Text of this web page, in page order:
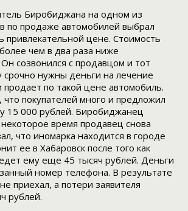
Биробиджана на одном из
по продаже автомобилей выбрал
привлекательной цене. Стоимость
чем в два раза ниже
созвонился с продавцом и тот
срочно нужны деньги на лечение
по такой цене автомобиль.
что покупателей много и предложил
15 000 рублей. Биробиджанец
некоторое время продавец снова
что иномарка находится в городе
ее в Хабаровск после того как
ему еще 45 тысяч рублей. Деньги
номер телефона. В результате
приехал, а потери заявителя
рублей.